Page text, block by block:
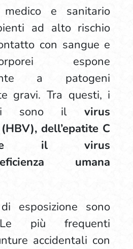
e sanitario
ad alto rischio
con sangue e
espone
a patogeni
gravi. Tra questi, i
sono ilvirus
dell’epatite C
e il virus
umana
esposizione sono
più frequenti
accidentali con